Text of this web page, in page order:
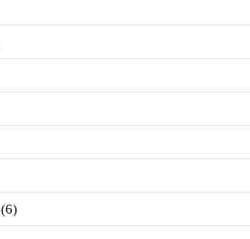
(6)